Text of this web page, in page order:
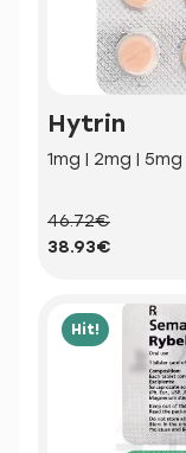
Hytrin
1mg | 2mg | 5mg
46.72€
38.93€
Hit!